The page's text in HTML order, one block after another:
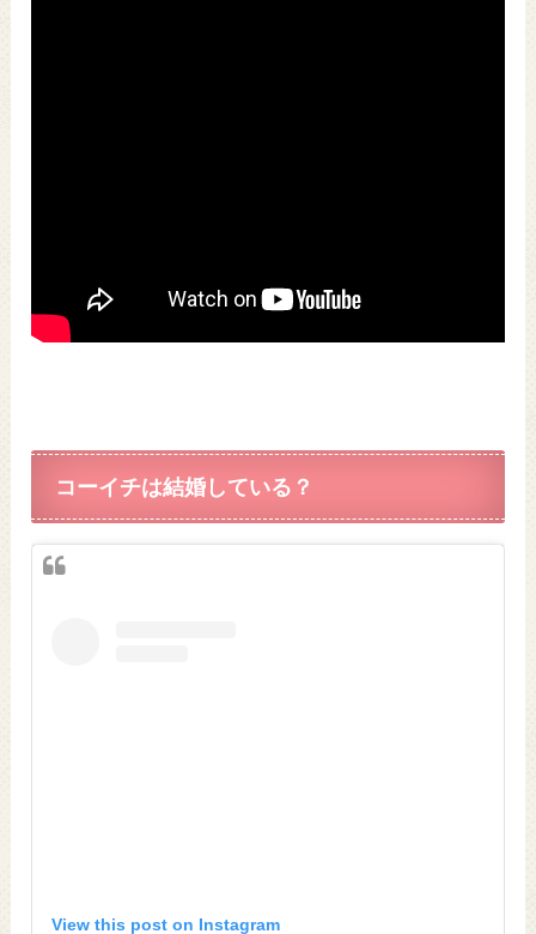
コーイチは結婚している？
View this post on Instagram